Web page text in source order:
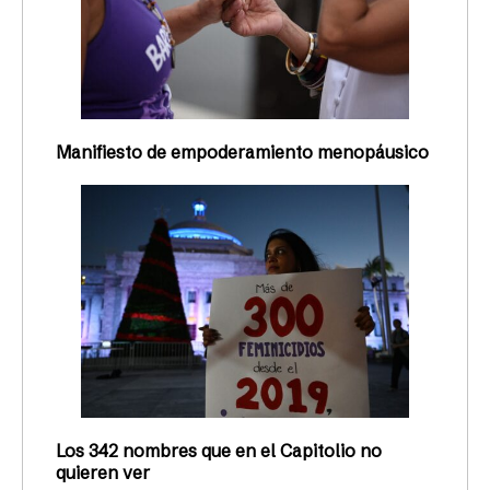
Manifiesto de empoderamiento menopáusico
Los 342 nombres que en el Capitolio no
quieren ver